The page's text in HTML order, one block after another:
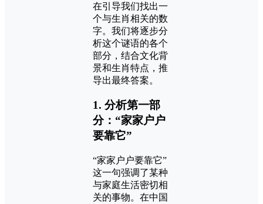
在引导我们找出一
个与生肖相关的数
字。我们将逐步分
析这个谜语的各个
部分，结合文化背
景和生肖特点，推
导出最终答案。
1. 分析第一部
分：“家家户户
要靠它”
“家家户户要靠它”
这一句强调了某种
与家庭生活密切相
关的事物。在中国